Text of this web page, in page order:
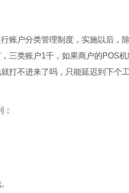
账户分类管理制度，实施以后，
三类账户1千，如果商户的POS
打不进来了吗，只能延迟到下个